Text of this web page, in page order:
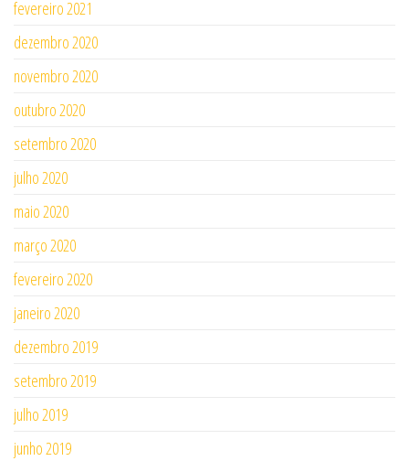
fevereiro 2021
dezembro 2020
novembro 2020
outubro 2020
setembro 2020
julho 2020
maio 2020
março 2020
fevereiro 2020
janeiro 2020
dezembro 2019
setembro 2019
julho 2019
junho 2019